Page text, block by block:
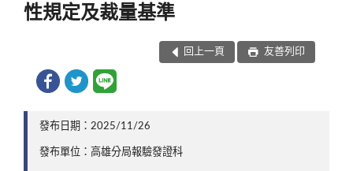
性規定及裁量基準
回上一頁 友善列印
發布日期：2025/11/26
發布單位：高雄分局報驗發證科